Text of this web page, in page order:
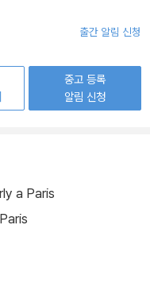
출간 알림 신청
중고 등록
알림 신청
a Paris